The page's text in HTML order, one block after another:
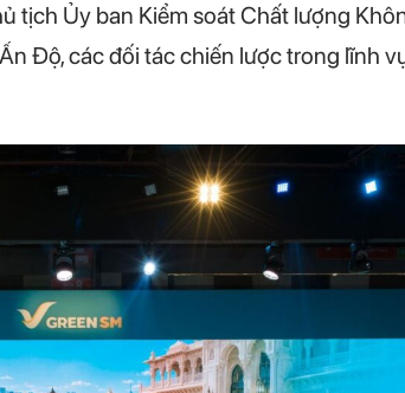
tịch Ủy ban Kiểm soát Chất lượng
Độ, các đối tác chiến lược trong lĩnh